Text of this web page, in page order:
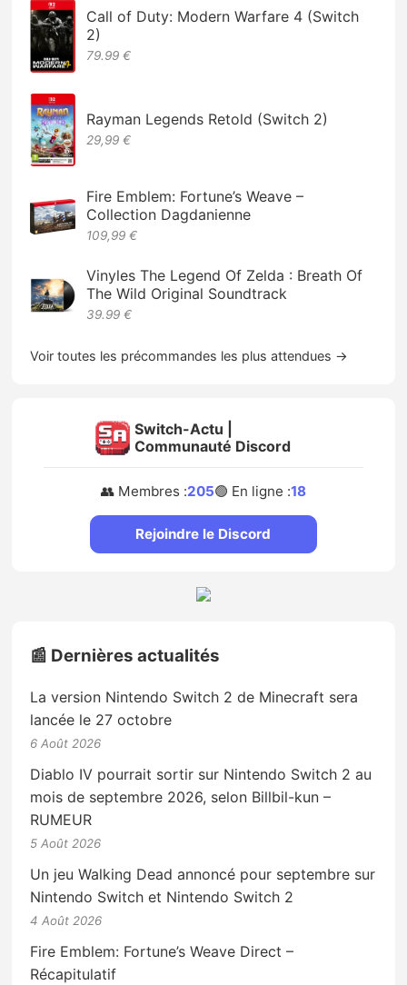
Call of Duty: Modern Warfare 4 (Switch
2)
79.99 €
Rayman Legends Retold (Switch 2)
29,99 €
Fire Emblem: Fortune’s Weave –
Collection Dagdanienne
109,99 €
Vinyles The Legend Of Zelda : Breath Of
The Wild Original Soundtrack
39.99 €
Voir toutes les précommandes les plus attendues →
Switch-Actu |
Communauté Discord
👥 Membres :205🟢 En ligne :18
Rejoindre le Discord
📰 Dernières actualités
La version Nintendo Switch 2 de Minecraft sera
lancée le 27 octobre
6 Août 2026
Diablo IV pourrait sortir sur Nintendo Switch 2 au
mois de septembre 2026, selon Billbil-kun –
RUMEUR
5 Août 2026
Un jeu Walking Dead annoncé pour septembre sur
Nintendo Switch et Nintendo Switch 2
4 Août 2026
Fire Emblem: Fortune’s Weave Direct –
Récapitulatif